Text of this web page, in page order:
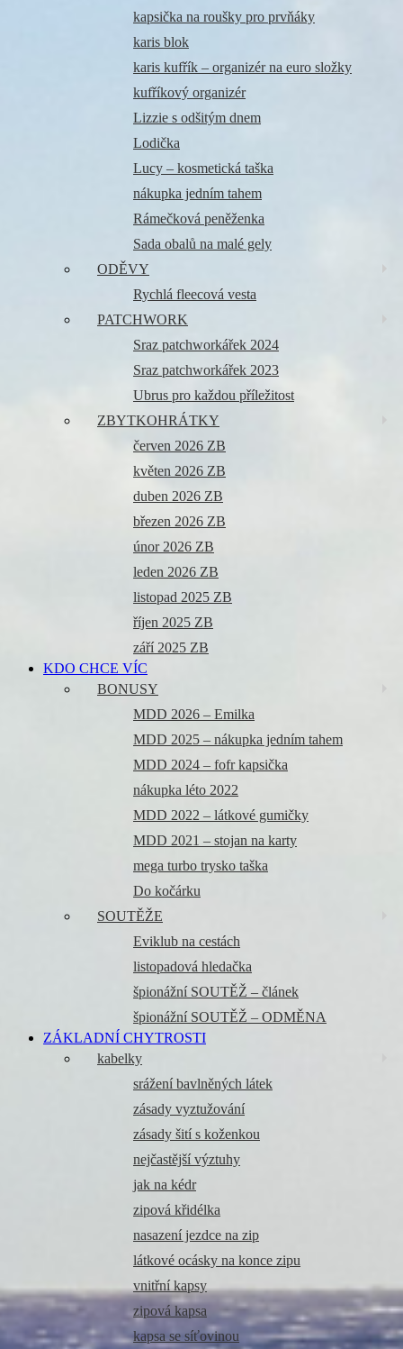
kapsička na roušky pro prvňáky
karis blok
karis kufřík – organizér na euro složky
kufříkový organizér
Lizzie s odšitým dnem
Lodička
Lucy – kosmetická taška
nákupka jedním tahem
Rámečková peněženka
Sada obalů na malé gely
ODĚVY
Rychlá fleecová vesta
PATCHWORK
Sraz patchworkářek 2024
Sraz patchworkářek 2023
Ubrus pro každou příležitost
ZBYTKOHRÁTKY
červen 2026 ZB
květen 2026 ZB
duben 2026 ZB
březen 2026 ZB
únor 2026 ZB
leden 2026 ZB
listopad 2025 ZB
říjen 2025 ZB
září 2025 ZB
KDO CHCE VÍC
BONUSY
MDD 2026 – Emilka
MDD 2025 – nákupka jedním tahem
MDD 2024 – fofr kapsička
nákupka léto 2022
MDD 2022 – látkové gumičky
MDD 2021 – stojan na karty
mega turbo trysko taška
Do kočárku
SOUTĚŽE
Eviklub na cestách
listopadová hledačka
špionážní SOUTĚŽ – článek
špionážní SOUTĚŽ – ODMĚNA
ZÁKLADNÍ CHYTROSTI
kabelky
srážení bavlněných látek
zásady vyztužování
zásady šití s koženkou
nejčastější výztuhy
jak na kédr
zipová křidélka
nasazení jezdce na zip
látkové ocásky na konce zipu
vnitřní kapsy
zipová kapsa
kapsa se síťovinou